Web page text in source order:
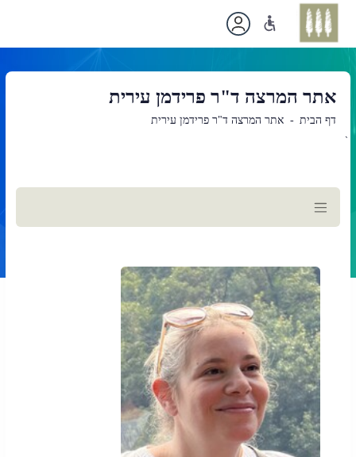
אתר המרצה ד"ר פרידמן עירית
דף הבית אתר המרצה ד"ר פרידמן עירית
`
תוכן
ראשי